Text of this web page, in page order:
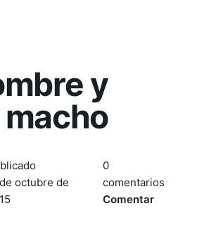
y
octubre de
0
comentarios
Comentar